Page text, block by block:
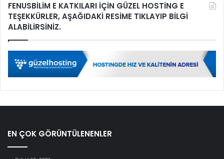
FENUSBİLİM E KATKILARI İÇİN GÜZEL HOSTİNG E
TEŞEKKÜRLER, AŞAĞIDAKİ RESİME TIKLAYIP BİLGİ
ALABİLİRSİNİZ.
EN ÇOK GÖRÜNTÜLENENLER